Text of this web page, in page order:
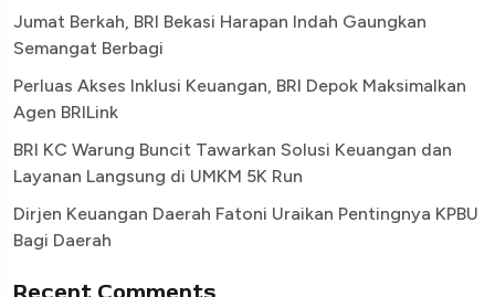
Jumat Berkah, BRI Bekasi Harapan Indah Gaungkan
Semangat Berbagi
Perluas Akses Inklusi Keuangan, BRI Depok Maksimalkan
Agen BRILink
BRI KC Warung Buncit Tawarkan Solusi Keuangan dan
Layanan Langsung di UMKM 5K Run
Dirjen Keuangan Daerah Fatoni Uraikan Pentingnya KPBU
Bagi Daerah